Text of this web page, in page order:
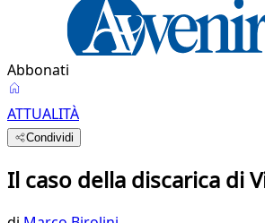
Abbonati
ATTUALITÀ
Condividi
Il caso della discarica di